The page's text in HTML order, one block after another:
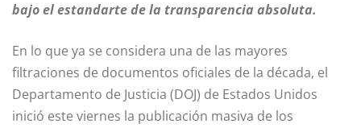
bajo el estandarte de la transparencia absoluta.
En lo que ya se considera una de las mayores
filtraciones de documentos oficiales de la década, el
Departamento de Justicia (DOJ) de Estados Unidos
inició este viernes la publicación masiva de los